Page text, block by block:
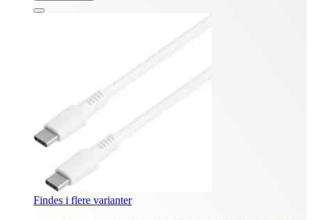
Findes i flere varianter